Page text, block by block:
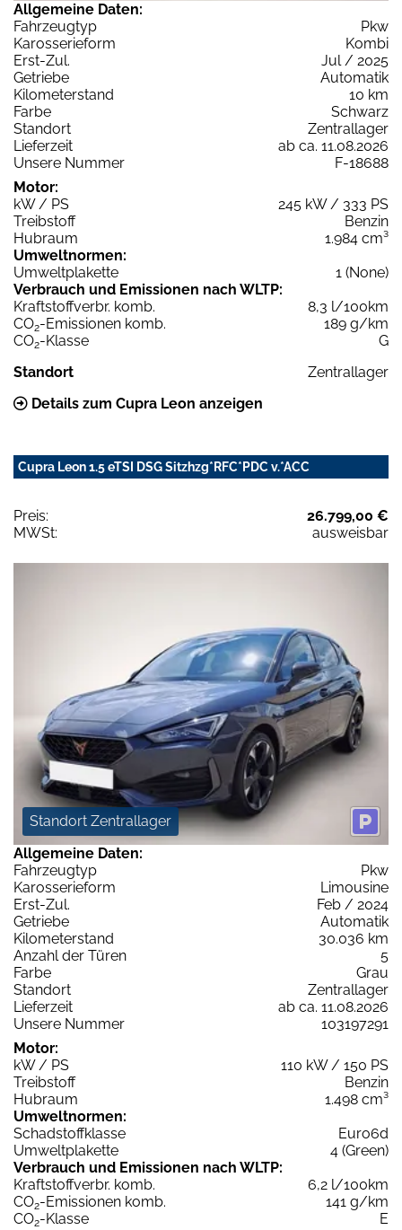
Allgemeine Daten:
Fahrzeugtyp
Pkw
Karosserieform
Kombi
Erst-Zul.
Jul / 2025
Getriebe
Automatik
Kilometerstand
10 km
Farbe
Schwarz
Standort
Zentrallager
Lieferzeit
ab ca. 11.08.2026
Unsere Nummer
F-18688
Motor:
kW / PS
245 kW / 333 PS
Treibstoff
Benzin
Hubraum
1.984 cm³
Umweltnormen:
Umweltplakette
1 (None)
Verbrauch und Emissionen nach WLTP:
Kraftstoffverbr. komb.
8,3 l/100km
CO2-Emissionen komb.
189 g/km
CO2-Klasse
G
Standort
Zentrallager
Details zum Cupra Leon anzeigen
Cupra Leon 1.5 eTSI DSG Sitzhzg*RFC*PDC v.*ACC
Preis:
26.799,00 €
MWSt:
ausweisbar
Standort Zentrallager
Allgemeine Daten:
Fahrzeugtyp
Pkw
Karosserieform
Limousine
Erst-Zul.
Feb / 2024
Getriebe
Automatik
Kilometerstand
30.036 km
Anzahl der Türen
5
Farbe
Grau
Standort
Zentrallager
Lieferzeit
ab ca. 11.08.2026
Unsere Nummer
103197291
Motor:
kW / PS
110 kW / 150 PS
Treibstoff
Benzin
Hubraum
1.498 cm³
Umweltnormen:
Schadstoffklasse
Euro6d
Umweltplakette
4 (Green)
Verbrauch und Emissionen nach WLTP:
Kraftstoffverbr. komb.
6,2 l/100km
CO2-Emissionen komb.
141 g/km
CO2-Klasse
E